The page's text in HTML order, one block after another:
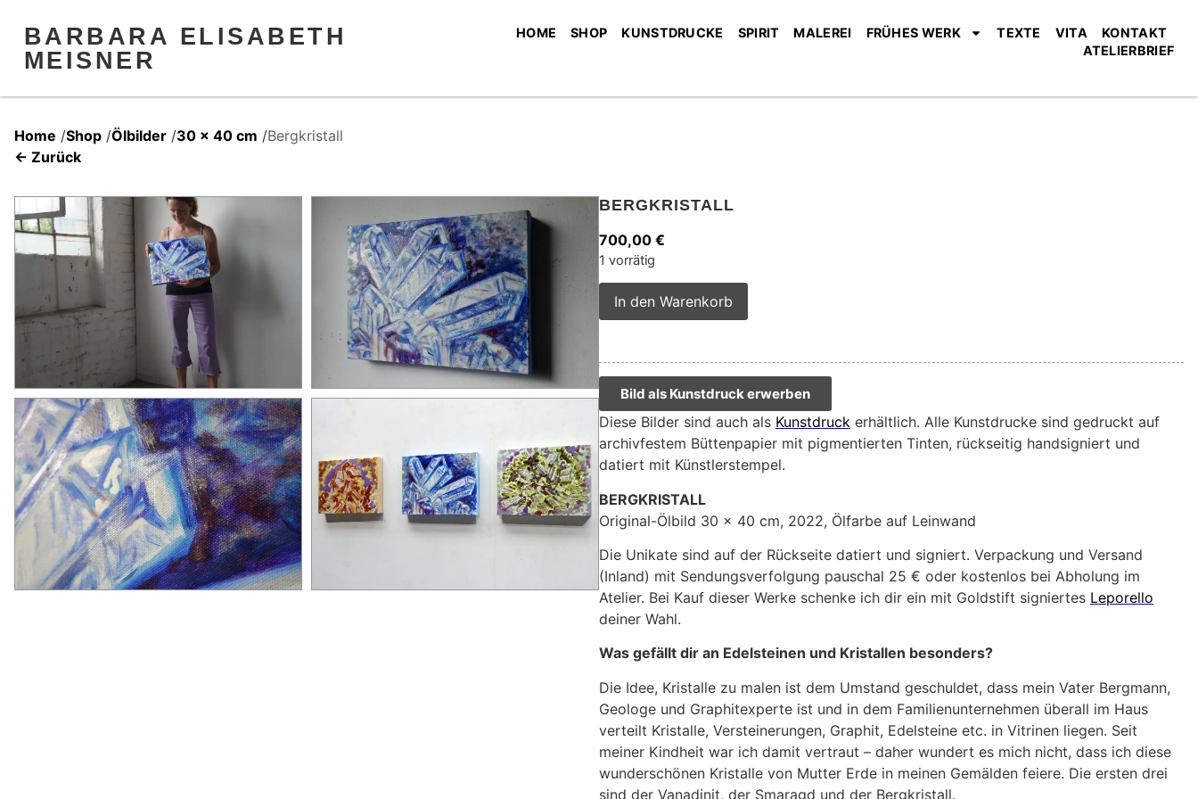
BARBARA ELISABETH
MEISNER
HOME SHOP KUNSTDRUCKE SPIRIT MALEREI FRÜHES WERK TEXTE VITA
KONTAKT
ATELIERBRIEF
Home /Shop /Ölbilder /30 x 40 cm /Bergkristall
← Zurück
BERGKRISTALL
700,00 €
1 vorrätig
In den Warenkorb
Bild als Kunstdruck erwerben
Diese Bilder sind auch als Kunstdruck erhältlich. Alle Kunstdrucke sind gedruckt auf
archivfestem Büttenpapier mit pigmentierten Tinten, rückseitig handsigniert und
datiert mit Künstlerstempel.
BERGKRISTALL
Original-Ölbild 30 x 40 cm, 2022, Ölfarbe auf Leinwand
Die Unikate sind auf der Rückseite datiert und signiert. Verpackung und Versand
(Inland) mit Sendungsverfolgung pauschal 25 € oder kostenlos bei Abholung im
Atelier. Bei Kauf dieser Werke schenke ich dir ein mit Goldstift signiertes Leporello
deiner Wahl.
Was gefällt dir an Edelsteinen und Kristallen besonders?
Die Idee, Kristalle zu malen ist dem Umstand geschuldet, dass mein Vater Bergmann,
Geologe und Graphitexperte ist und in dem Familienunternehmen überall im Haus
verteilt Kristalle, Versteinerungen, Graphit, Edelsteine etc. in Vitrinen liegen. Seit
meiner Kindheit war ich damit vertraut – daher wundert es mich nicht, dass ich diese
wunderschönen Kristalle von Mutter Erde in meinen Gemälden feiere. Die ersten drei
sind der Vanadinit, der Smaragd und der Bergkristall.